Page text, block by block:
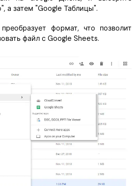
а затем "Google Таблицы".
формат, что позволит
файл с Google Sheets.